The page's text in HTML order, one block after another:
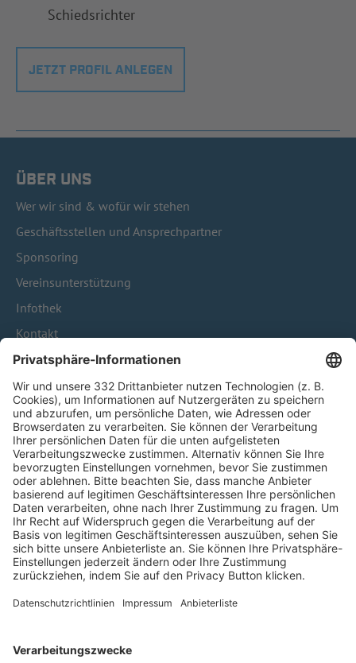
Schiedsrichter
JETZT PROFIL ANLEGEN
ÜBER UNS
Wer wir sind & wofür wir stehen
Geschäftsstellen und Ansprechpartner
Sponsoring
Vereinsunterstützung
Infothek
Kontakt
HÄUFIG BESUCHTE SEITEN
Pässe und Vereinswechsel
Trainerausbildung
Schulungsangebot Vereinsmitarbeiter
BFV-Geschäftsstellen
Trainerbörse
Login SpielPlus
FOLGE DEM BFV